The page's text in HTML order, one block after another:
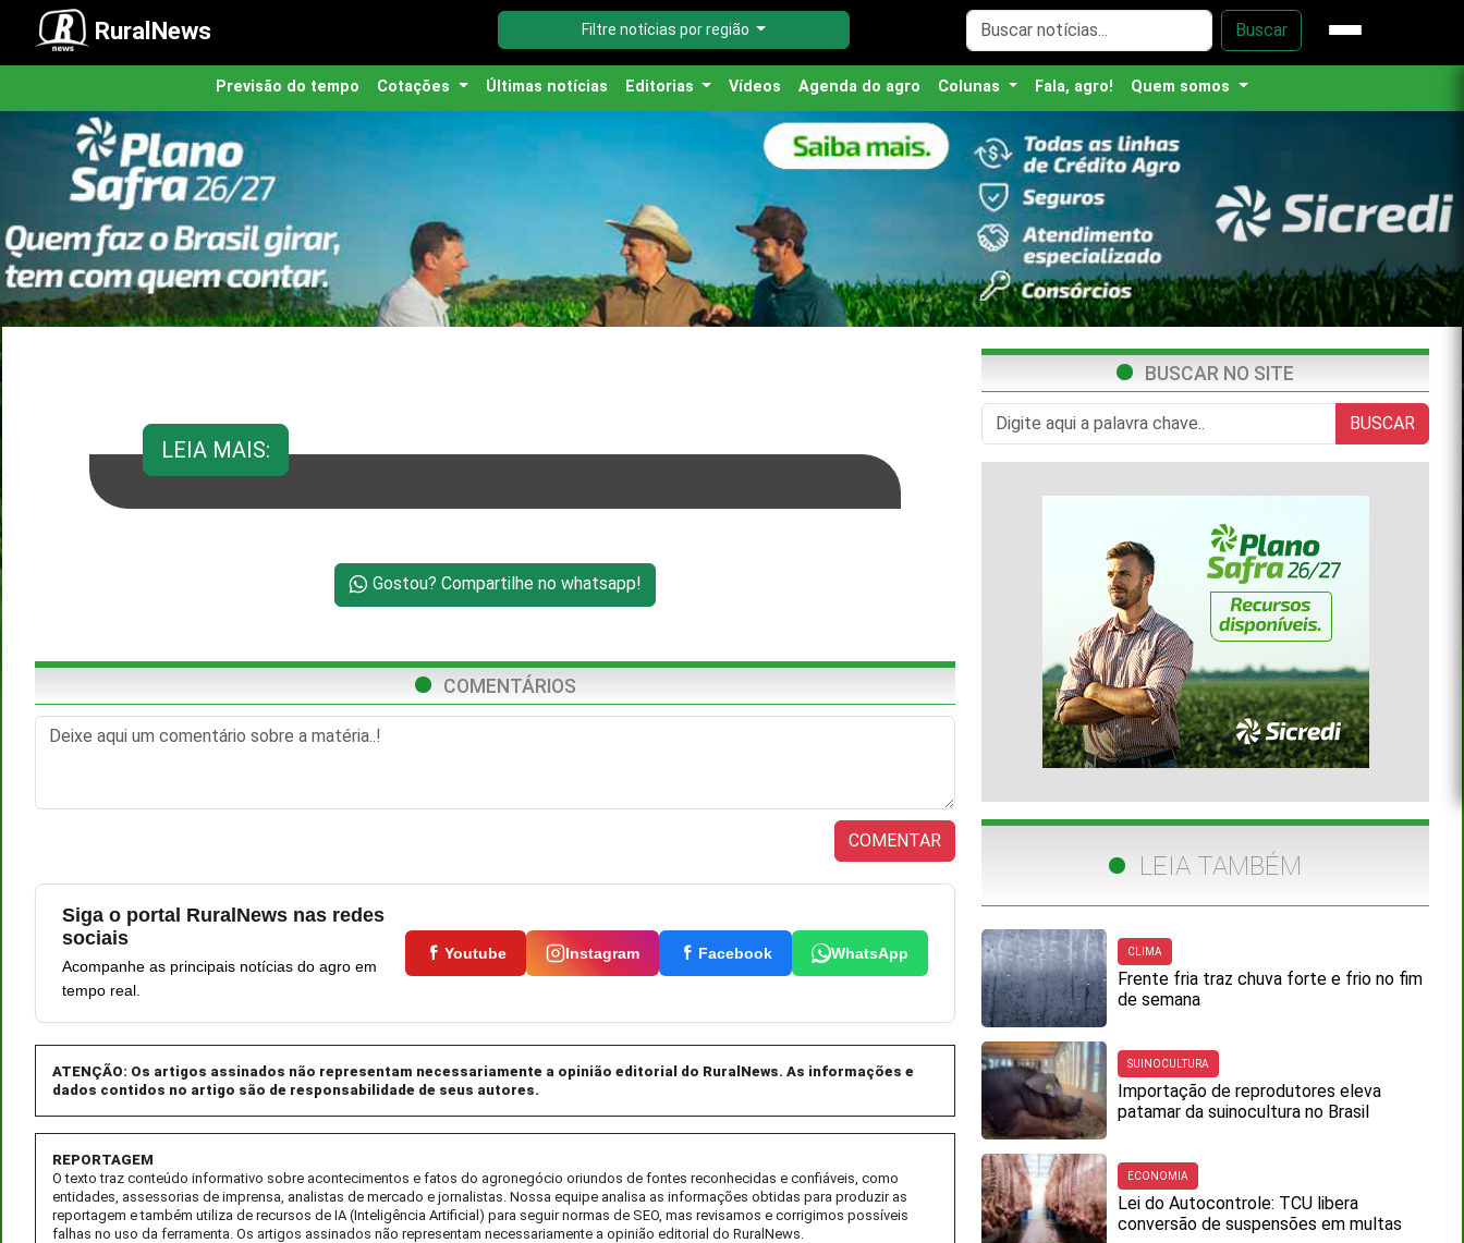
RuralNews Filtre notícias por região Buscar
Previsão do tempo Cotações Últimas notícias Editorias Vídeos Agenda do agro Colunas Fala, agro! Quem somos
LEIA MAIS:
Gostou? Compartilhe no whatsapp!
COMENTÁRIOS
COMENTAR
Siga o portal RuralNews nas redes
sociais
Acompanhe as principais notícias do agro em
tempo real.
Youtube Instagram Facebook WhatsApp
ATENÇÃO: Os artigos assinados não representam necessariamente a opinião editorial do RuralNews. As informações e
dados contidos no artigo são de responsabilidade de seus autores.
REPORTAGEM
O texto traz conteúdo informativo sobre acontecimentos e fatos do agronegócio oriundos de fontes reconhecidas e confiáveis, como
entidades, assessorias de imprensa, analistas de mercado e jornalistas. Nossa equipe analisa as informações obtidas para produzir as
reportagem e também utiliza de recursos de IA (Inteligência Artificial) para seguir normas de SEO, mas revisamos e corrigimos possíveis
falhas no uso da ferramenta. Os artigos assinados não representam necessariamente a opinião editorial do RuralNews.
BUSCAR NO SITE
BUSCAR
LEIA TAMBÉM
CLIMA
Frente fria traz chuva forte e frio no fim
de semana
SUINOCULTURA
Importação de reprodutores eleva
patamar da suinocultura no Brasil
ECONOMIA
Lei do Autocontrole: TCU libera
conversão de suspensões em multas